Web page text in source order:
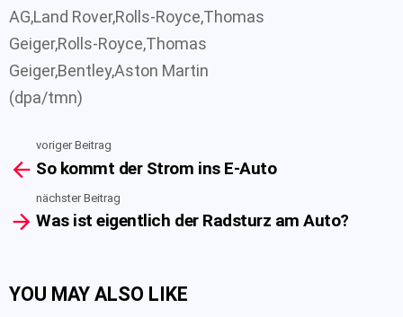
AG,Land Rover,Rolls-Royce,Thomas
Geiger,Rolls-Royce,Thomas
Geiger,Bentley,Aston Martin
(dpa/tmn)
more
voriger Beitrag
So kommt der Strom ins E-Auto
nächster Beitrag
Was ist eigentlich der Radsturz am Auto?
YOU MAY ALSO LIKE